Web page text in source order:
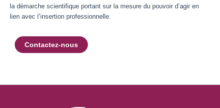
la démarche scientifique portant sur la mesure du pouvoir d’agir en
lien avec l’insertion professionnelle.
Contactez-nous